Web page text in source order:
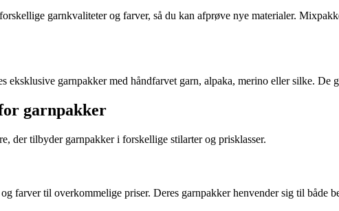
garnkvaliteter og farver, så du kan afprøve nye materialer.
eksklusive garnpakker med håndfarvet garn, alpaka, merino eller silke.
garnpakker
der tilbyder garnpakker i forskellige stilarter og prisklasser.
farver til overkommelige priser. Deres garnpakker henvender sig til både